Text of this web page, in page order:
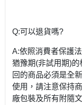
Q:可以退貨嗎?
A:依照消費者保護
猶豫期(非試用期)
回的商品必須是全
使用，請注意保持
廠包裝及所有附隨